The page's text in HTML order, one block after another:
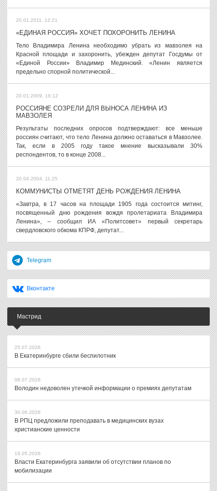
20.01.2011, 12:21
«ЕДИНАЯ РОССИЯ» ХОЧЕТ ПОХОРОНИТЬ ЛЕНИНА
Тело Владимира Ленина необходимо убрать из мавзолея на
Красной площади и захоронить, убежден депутат Госдумы от
«Единой России» Владимир Мединский. «Ленин является
предельно спорной политической...
20.01.2009, 16:12
РОССИЯНЕ СОЗРЕЛИ ДЛЯ ВЫНОСА ЛЕНИНА ИЗ
МАВЗОЛЕЯ
Результаты последних опросов подтверждают: все меньше
россиян считают, что тело Ленина должно оставаться в Мавзолее.
Так, если в 2005 году такое мнение высказывали 30%
респондентов, то в конце 2008...
20.04.2004, 11:25
КОММУНИСТЫ ОТМЕТЯТ ДЕНЬ РОЖДЕНИЯ ЛЕНИНА
«Завтра, в 17 часов на площади 1905 года состоится митинг,
посвященный дню рождения вождя пролетариата Владимира
Ленина», – сообщил ИА «Политсовет» первый секретарь
свердловского обкома КПРФ, депутат...
Telegram
Вконтакте
Мастрид
25.07.2026
В Екатеринбурге сбили беспилотник
08.07.2026
Володин недоволен утечкой информации о премиях депутатам
30.06.2026
В РПЦ предложили преподавать в медицинских вузах
христианские ценности
19.05.2026
Власти Екатеринбурга заявили об отсутствии планов по
мобилизации